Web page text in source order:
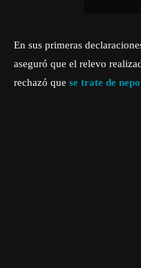
En sus primeras
aseguró que el relevo
rechazó que se trate de